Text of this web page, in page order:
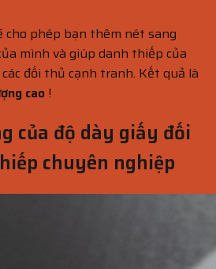
cho phép bạn thêm nét sang
mình và giúp danh thiếp của
đối thủ cạnh tranh. Kết quả là
cao !
của độ dày giấy đối
chuyên nghiệp